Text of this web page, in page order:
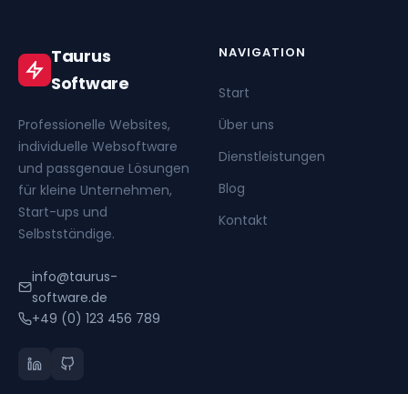
Taurus
Software
Professionelle Websites,
individuelle Websoftware
und passgenaue Lösungen
für kleine Unternehmen,
Start-ups und
Selbstständige.
info@taurus-
software.de
+49 (0) 123 456 789
NAVIGATION
Start
Über uns
Dienstleistungen
Blog
Kontakt